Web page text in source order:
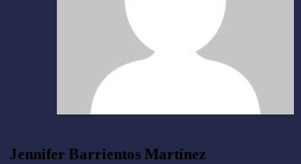
Jennifer Barrientos Martínez